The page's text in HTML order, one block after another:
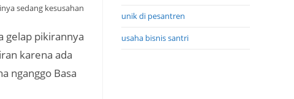
sedang kesusahan
gelap pikirannya
karena ada
nganggo Basa
unik di pesantren
usaha bisnis santri